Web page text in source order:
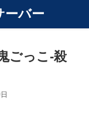
ーバー
ごっこ-殺